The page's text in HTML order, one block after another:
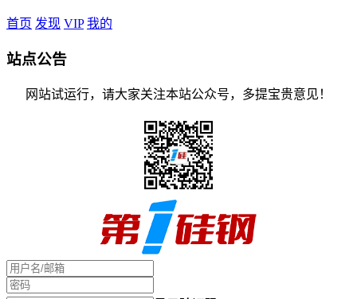
首页 发现 VIP 我的
站点公告
网站试运行，请大家关注本站公众号，多提宝贵意见！